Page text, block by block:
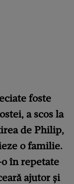
foste
a scos la
de Philip,
o familie.
în repetate
ajutor și